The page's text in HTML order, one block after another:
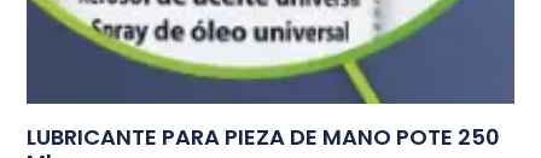
LUBRICANTE PARA PIEZA DE MANO POTE 250